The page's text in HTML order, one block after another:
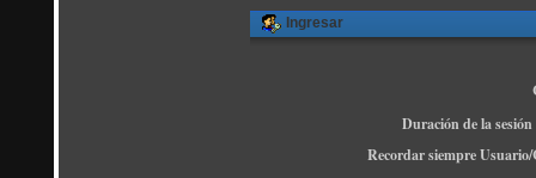
Ingresar
Duración de la
Recordar siempre